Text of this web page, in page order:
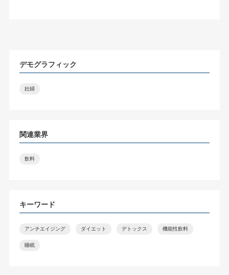
デモグラフィック
妊婦
関連業界
飲料
キーワード
アンチエイジング ダイエット デトックス 機能性飲料
睡眠